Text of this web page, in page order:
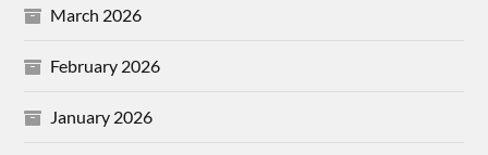
March 2026
February 2026
January 2026